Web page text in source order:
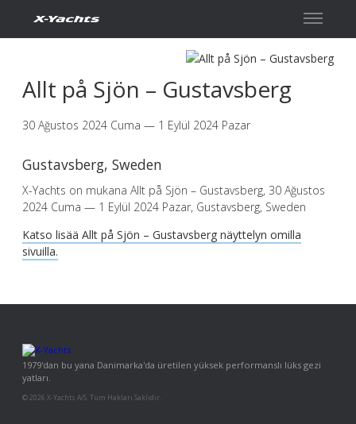
Allt på Sjön – Gustavsberg
30 Ağustos 2024 Cuma — 1 Eylül 2024 Pazar
Gustavsberg, Sweden
X-Yachts on mukana Allt på Sjön – Gustavsberg, 30 Ağustos
2024 Cuma — 1 Eylül 2024 Pazar, Gustavsberg, Sweden
Katso lisää Allt på Sjön – Gustavsberg näyttelyn omilla
sivuilla.
1979'dan bu yana Danimarka'da üretilen yüksek performanslı lüks gezi
yatları.
© 2026 X-Yachts A/S. Tüm Hakları Saklıdır.